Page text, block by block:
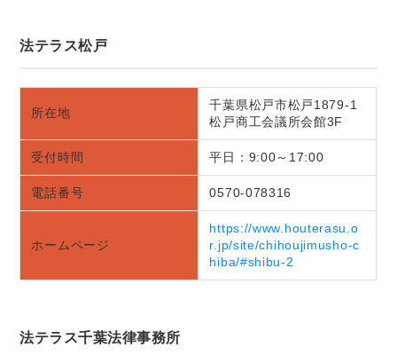
法テラス松戸
所在地
千葉県松戸市松戸1879-1
松戸商工会議所会館3F
受付時間 平日：9:00～17:00
電話番号 0570-078316
ホームページ
https://www.houterasu.o
r.jp/site/chihoujimusho-c
hiba/#shibu-2
法テラス千葉法律事務所